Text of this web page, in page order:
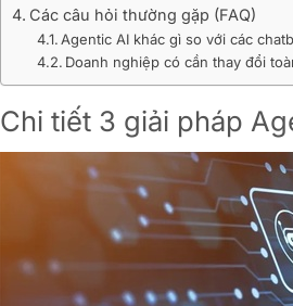
Các câu hỏi thường gặp (FAQ)
Agentic AI khác gì so với các
Doanh nghiệp có cần thay đổi
Chi tiết 3 giải pháp